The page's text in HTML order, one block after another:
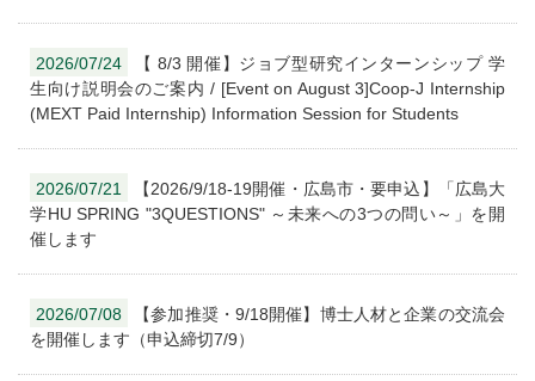
2026/07/24
【 8/3 開催】ジョブ型研究インターンシップ 学
生向け説明会のご案内 / [Event on August 3]Coop-J Internship
(MEXT Paid Internship) Information Session for Students
2026/07/21
【2026/9/18-19開催・広島市・要申込】「広島大
学HU SPRING "3QUESTIONS" ～未来への3つの問い～」を開
催します
2026/07/08
【参加推奨・9/18開催】博士人材と企業の交流会
を開催します（申込締切7/9）